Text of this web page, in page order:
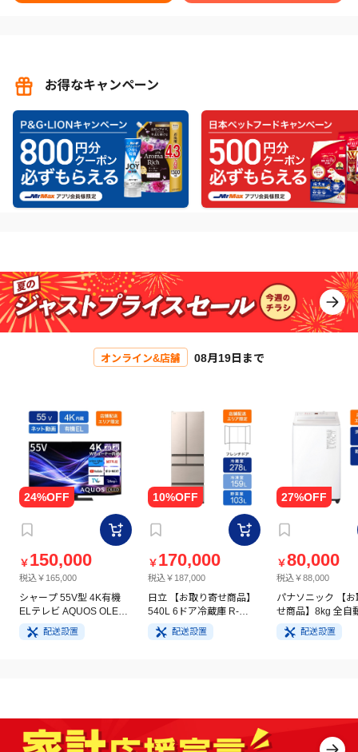
お得なキャンペーン
オンライン&店舗 08月19日まで
￥ 150,000
税込￥165,000
シャープ 55V型 4K有機
ELテレビ AQUOS OLED
4T-C55GQ3
配送設置
￥ 170,000
税込￥187,000
日立 【お取り寄せ商品】
540L 6ドア冷蔵庫 R-
HW54V(N) ライトゴール
ド
配送設置
￥80,000
税込￥88,000
パナソニック 【お
せ商品】8kg 全自
洗濯機 NA-
イト
配送設置